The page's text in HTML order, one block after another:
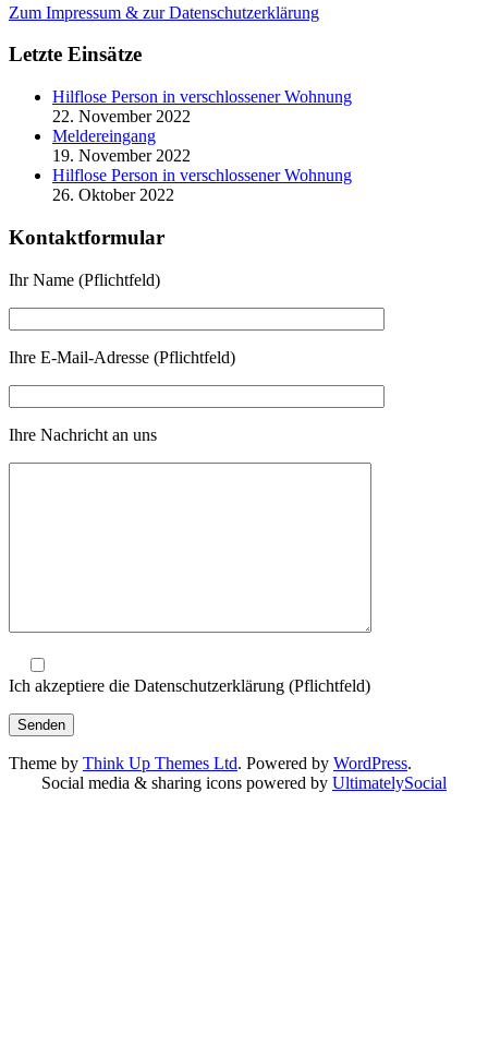
Zum Impressum & zur Datenschutzerklärung
Letzte Einsätze
Hilflose Person in verschlossener Wohnung
22. November 2022
Meldereingang
19. November 2022
Hilflose Person in verschlossener Wohnung
26. Oktober 2022
Kontaktformular
Ihr Name (Pflichtfeld)
Ihre E-Mail-Adresse (Pflichtfeld)
Ihre Nachricht an uns
Ich akzeptiere die Datenschutzerklärung (Pflichtfeld)
Theme by Think Up Themes Ltd. Powered by WordPress.
Social media & sharing icons powered by UltimatelySocial